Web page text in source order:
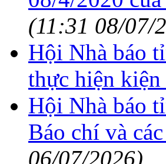
(11:31 08/07/
Hội Nhà báo
thực hiện kiện
Hội Nhà báo
Báo chí và
06/07/2026)